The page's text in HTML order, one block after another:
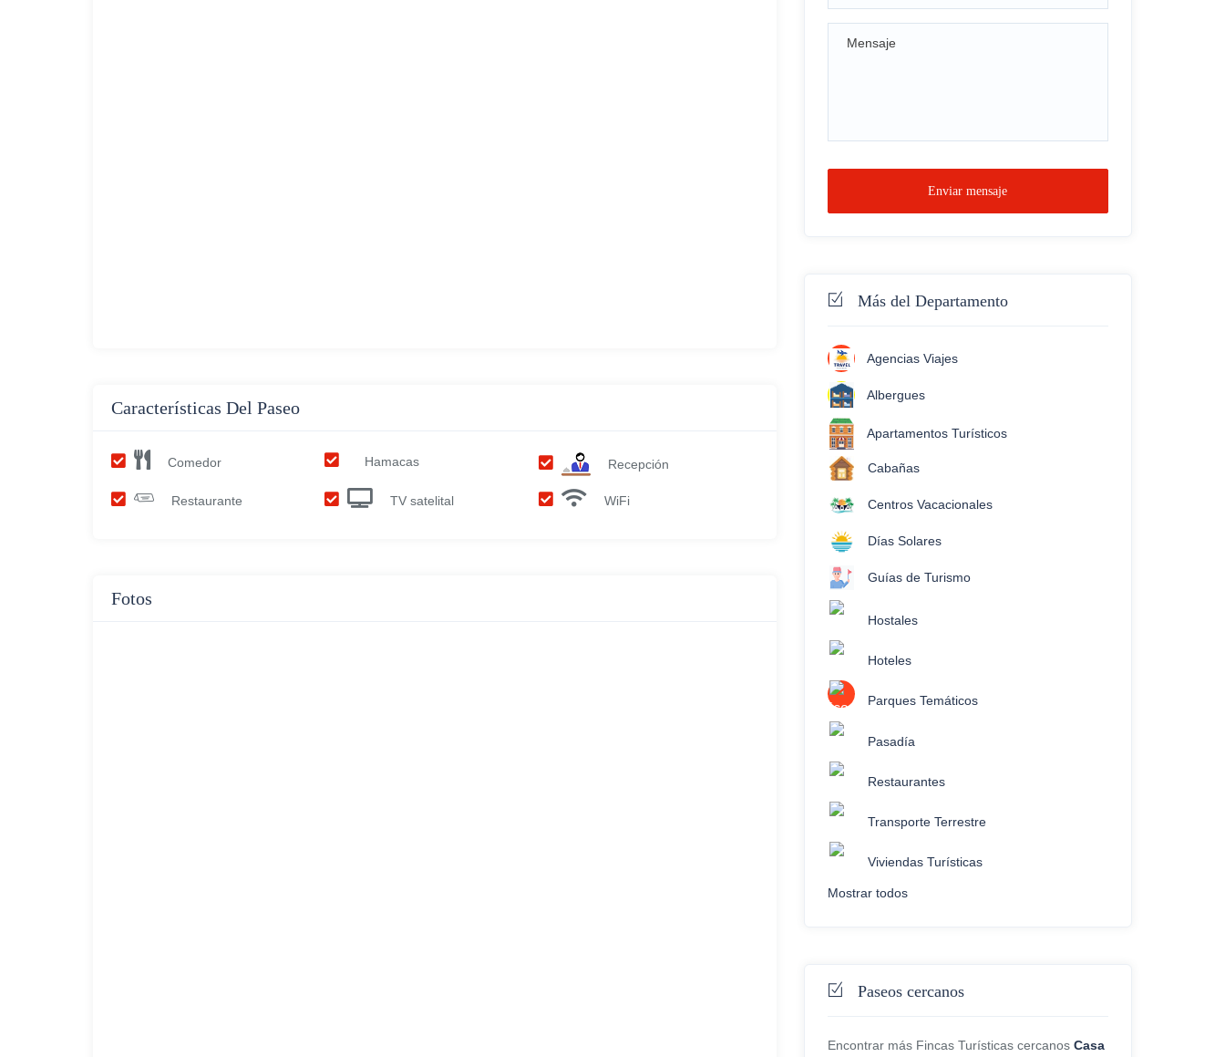
Características Del Paseo
Comedor Hamacas Recepción
Restaurante TV satelital WiFi
Fotos
Enviar mensaje
Más del Departamento
Agencias Viajes
Albergues
Apartamentos Turísticos
Cabañas
Centros Vacacionales
Días Solares
Guías de Turismo
Hostales
Hoteles
Parques Temáticos
Pasadía
Restaurantes
Transporte Terrestre
Viviendas Turísticas
Mostrar todos
Paseos cercanos
Encontrar más Fincas Turísticas cercanos Casa